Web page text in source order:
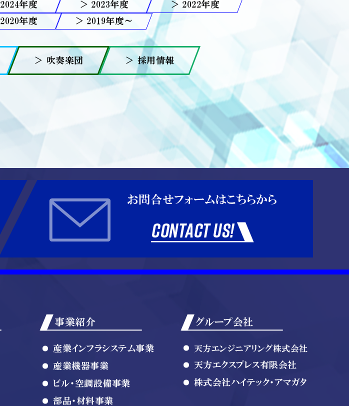
2024 2023
2022
2020 2019
＞ 吹奏楽団 ＞ 採用情報
事業紹介
産業インフラシステム事業
産業機器事業
ビル・空調設備事業
部品・材料事業
グループ会社
天方エンジニアリング株式会社
天方エクスプレス有限会社
株式会社ハイテック・アマガタ